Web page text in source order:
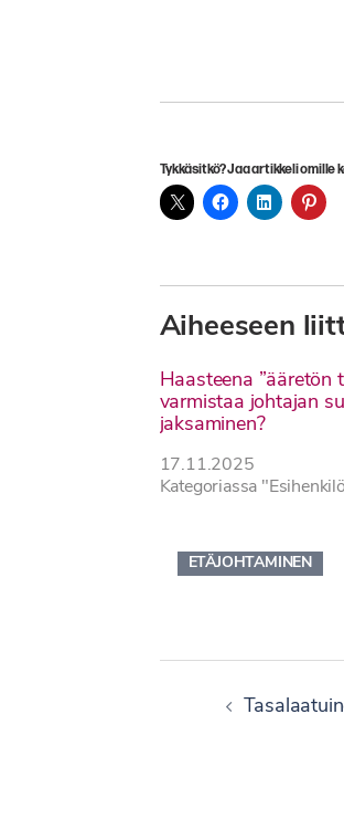
Tykkäsitkö? Jaa artikkeli omille
Aiheeseen
Haasteena ”ääretön
varmistaa johtajan
jaksaminen?
17.11.2025
Kategoriassa
ETÄJOHTAMINEN
selaus